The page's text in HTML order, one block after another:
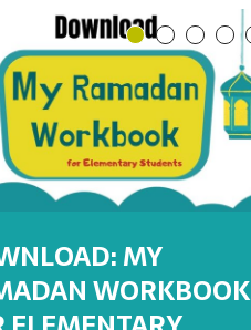
MY
WORKBOOK
: MY
: MY
: MENULIS